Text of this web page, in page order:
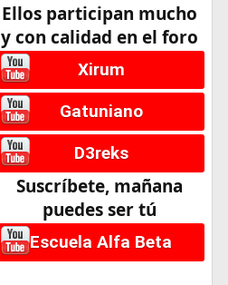
Ellos participan mucho
y con calidad en el foro
Xirum
Gatuniano
D3reks
Suscríbete, mañana
puedes ser tú
Escuela Alfa Beta